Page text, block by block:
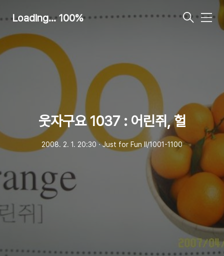
Loading... 100%
메
웃자구요 1037 : 어린쥐, 헐
2008. 2. 1. 20:30 ㆍJust for Fun Ⅱ/1001-1100